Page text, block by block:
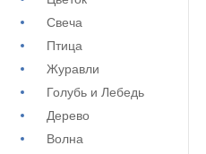
Свеча
Птица
Журавли
Голубь и Лебедь
Дерево
Волна